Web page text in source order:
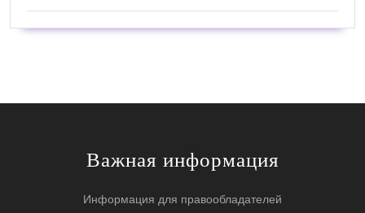
Важная информация
Информация для правообладателей